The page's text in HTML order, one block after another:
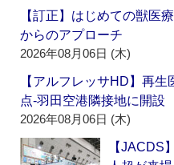
【訂正】はじめての獣医
からのアプローチ
2026年08月06日 (木)
【アルフレッサHD】再生
点‐羽田空港隣接地に開設
2026年08月06日 (木)
【JACDS